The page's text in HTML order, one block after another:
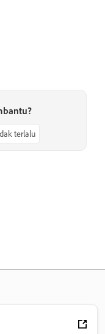
terlalu